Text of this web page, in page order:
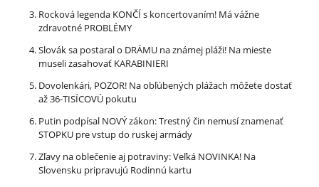
Rocková legenda KONČÍ s koncertovaním! Má vážne
zdravotné PROBLÉMY
Slovák sa postaral o DRÁMU na známej pláži! Na mieste
museli zasahovať KARABINIERI
Dovolenkári, POZOR! Na obľúbených plážach môžete dostať
až 36-TISÍCOVÚ pokutu
Putin podpísal NOVÝ zákon: Trestný čin nemusí znamenať
STOPKU pre vstup do ruskej armády
Zľavy na oblečenie aj potraviny: Veľká NOVINKA! Na
Slovensku pripravujú Rodinnú kartu